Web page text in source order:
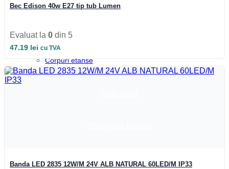
Drivere LED
Corpuri de neon
Corpuri pe sina
Corpuri etanse
Sine si accesorii
Bec Edison 40w E27 tip tub Lumen
Evaluat la 0 din 5
47.19 lei cu TVA
Banda LED 2835 12W/M 24V ALB NATURAL 60LED/M IP33